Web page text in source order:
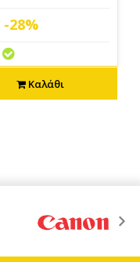
-28%
Καλάθι